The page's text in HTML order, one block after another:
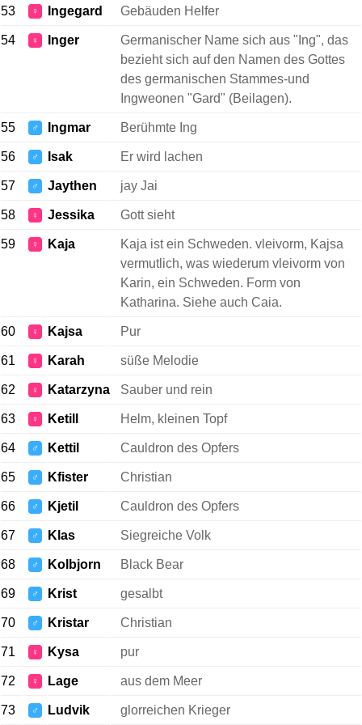
53 ♀ Ingegard Gebäuden Helfer
54 ♀ Inger
Germanischer Name sich aus "Ing", das
bezieht sich auf den Namen des Gottes
des germanischen Stammes-und
Ingweonen "Gard" (Beilagen).
55 ♂ Ingmar Berühmte Ing
56 ♂ Isak Er wird lachen
57 ♂ Jaythen jay Jai
58 ♀ Jessika Gott sieht
59 ♀ Kaja
Kaja ist ein Schweden. vleivorm, Kajsa
vermutlich, was wiederum vleivorm von
Karin, ein Schweden. Form von
Katharina. Siehe auch Caia.
60 ♀ Kajsa Pur
61 ♀ Karah süße Melodie
62 ♀ Katarzyna Sauber und rein
63 ♀ Ketill Helm, kleinen Topf
64 ♂ Kettil Cauldron des Opfers
65 ♂ Kfister Christian
66 ♂ Kjetil Cauldron des Opfers
67 ♂ Klas Siegreiche Volk
68 ♂ Kolbjorn Black Bear
69 ♂ Krist gesalbt
70 ♂ Kristar Christian
71 ♀ Kysa pur
72 ♀ Lage aus dem Meer
73 ♂ Ludvik glorreichen Krieger